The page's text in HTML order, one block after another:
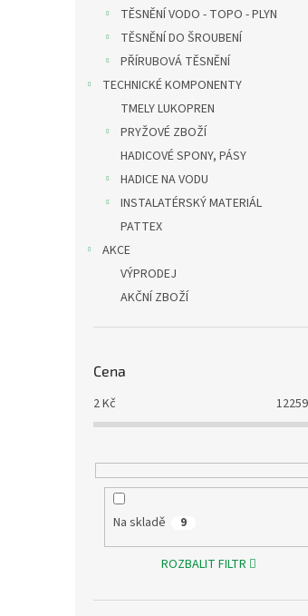
TĚSNĚNÍ VODO - TOPO - PLYN
TĚSNĚNÍ DO ŠROUBENÍ
PŘÍRUBOVÁ TĚSNĚNÍ
TECHNICKÉ KOMPONENTY
TMELY LUKOPREN
PRYŽOVÉ ZBOŽÍ
HADICOVÉ SPONY, PÁSY
HADICE NA VODU
INSTALATÉRSKÝ MATERIÁL
PATTEX
AKCE
VÝPRODEJ
AKČNÍ ZBOŽÍ
Cena
2Kč 12259
Na skladě 9
ROZBALIT FILTR